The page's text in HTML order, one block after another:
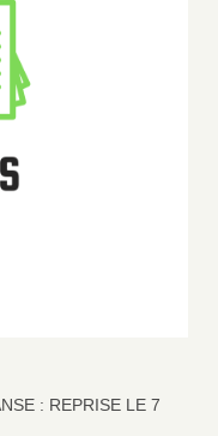
: REPRISE LE 7